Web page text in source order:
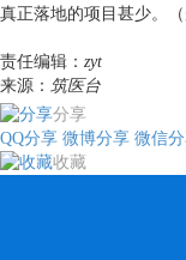
真正落地的项目甚少。（
责任编辑： zyt
来源： 筑医台
分享
QQ分享 微博分享 微信
收藏